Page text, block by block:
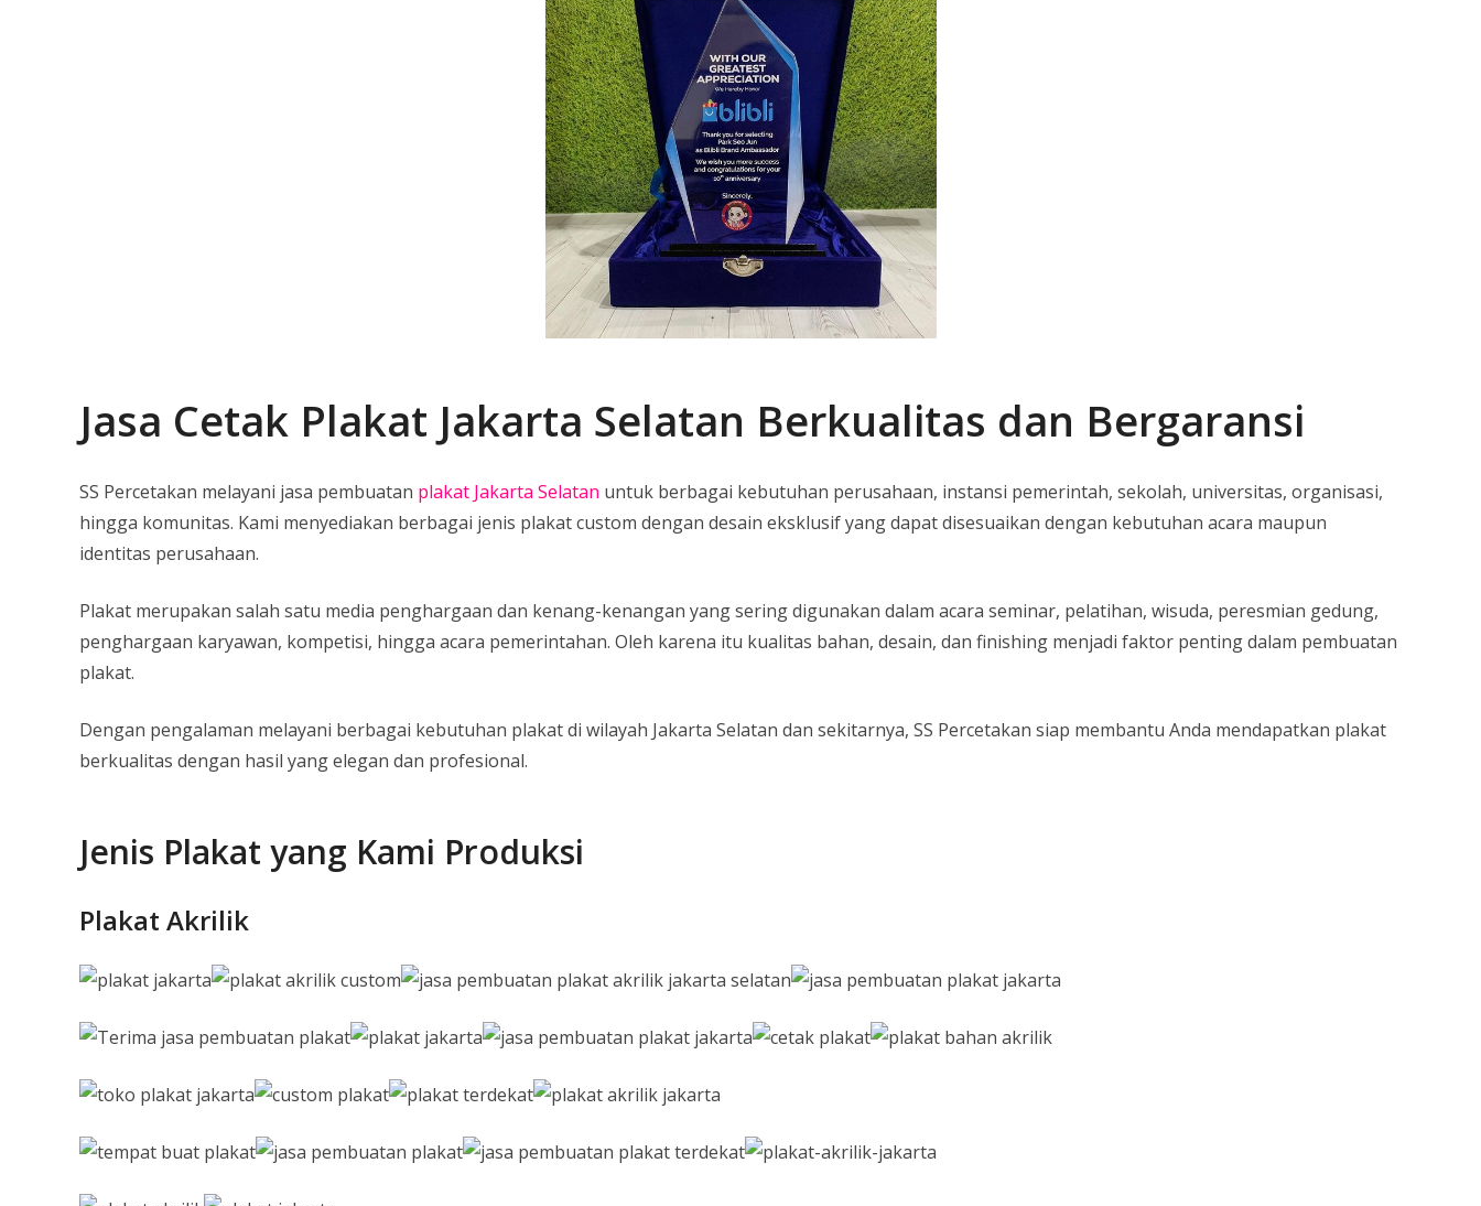
Jasa Cetak Plakat Jakarta Selatan Berkualitas dan Bergaransi
SS Percetakan melayani jasa pembuatan plakat Jakarta Selatan untuk berbagai kebutuhan perusahaan, instansi pemerintah, sekolah, universitas, organisasi,
hingga komunitas. Kami menyediakan berbagai jenis plakat custom dengan desain eksklusif yang dapat disesuaikan dengan kebutuhan acara maupun
identitas perusahaan.
Plakat merupakan salah satu media penghargaan dan kenang-kenangan yang sering digunakan dalam acara seminar, pelatihan, wisuda, peresmian gedung,
penghargaan karyawan, kompetisi, hingga acara pemerintahan. Oleh karena itu kualitas bahan, desain, dan finishing menjadi faktor penting dalam pembuatan
plakat.
Dengan pengalaman melayani berbagai kebutuhan plakat di wilayah Jakarta Selatan dan sekitarnya, SS Percetakan siap membantu Anda mendapatkan plakat
berkualitas dengan hasil yang elegan dan profesional.
Jenis Plakat yang Kami Produksi
Plakat Akrilik